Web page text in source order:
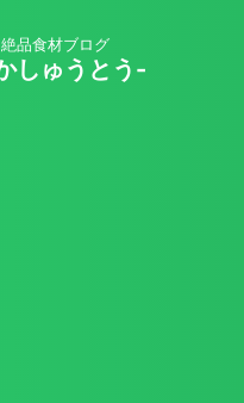
品食材ブログ
しゅうとう-